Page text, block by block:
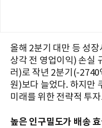
올해 2분기 대만 등 성
상각 전 영업이익) 손실
러)로 작년 2분기(-
원)보다 늘었다. 하지만
미래를 위한 전략적 투
높은 인구밀도가 배송 효